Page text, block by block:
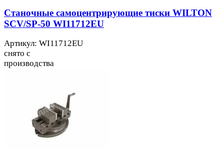
Станочные самоцентрирующие тиски WILTON
SCV/SP-50 WI11712EU
Артикул: WI11712EU
снято с
производства